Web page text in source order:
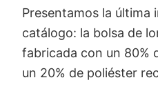
Presentamos la última
catálogo: la bolsa de
fabricada con un 80%
un 20% de poliéster